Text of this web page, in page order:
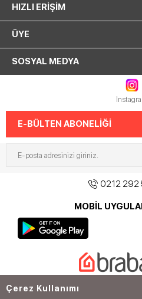
HIZLI ERIŞIM
ÜYE
SOSYAL MEDYA
E-BÜLTEN ABONELİĞİ
0212 292
MOBİL
Çerez Kullanımı